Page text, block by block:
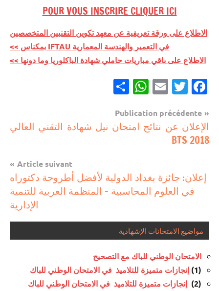
POUR VOUS INSCRIRE CLIQUER ICI
الاطلاع على ورقة تعريفية عن معهد تكوين التقنيين المتخصصين
في التعمير والهندسة المعمارية IFTAU بمكناس >>
الاطلاع على باقي مباريات حاملي شهادة الباكلوريا وما دونها >>
Facebook
Twitter
Email
WhatsApp
مباريات
مباريات
دونه
Navigation
de
l’article
Publication précédente
الإعلان عن نتائج امتحان نيل شهادة التقني العالي
BTS 2018
Article suivant
إعلان: جائزة بغداد الدولية لأفضل أطروحة دكتوراه
في العلوم المحاسبية – المنظمة العربية للتنمية
الإدارية
مواضيع الامتحانات الإشهادية
الامتحان الوطني للباك مع التصحيح
(1)
إنجازات متميزة للتلاميذ في الامتحان الوطني للباك
(2)
إنجازات متميزة للتلاميذ في الامتحان الوطني للباك